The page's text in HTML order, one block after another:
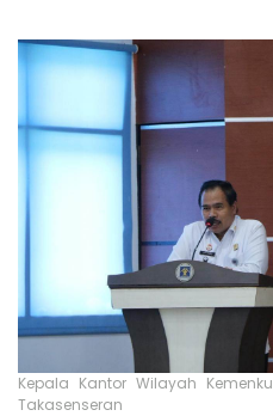
Kepala Kantor Wilayah
Takasenseran